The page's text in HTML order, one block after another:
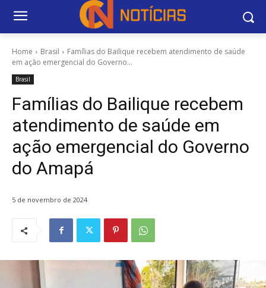
Home Brasil
Famílias do Bailique recebem atendimento de saúde
em ação emergencial do Governo...
Brasil
Famílias do Bailique recebem
atendimento de saúde em
ação emergencial do Governo
do Amapá
5 de novembro de 2024